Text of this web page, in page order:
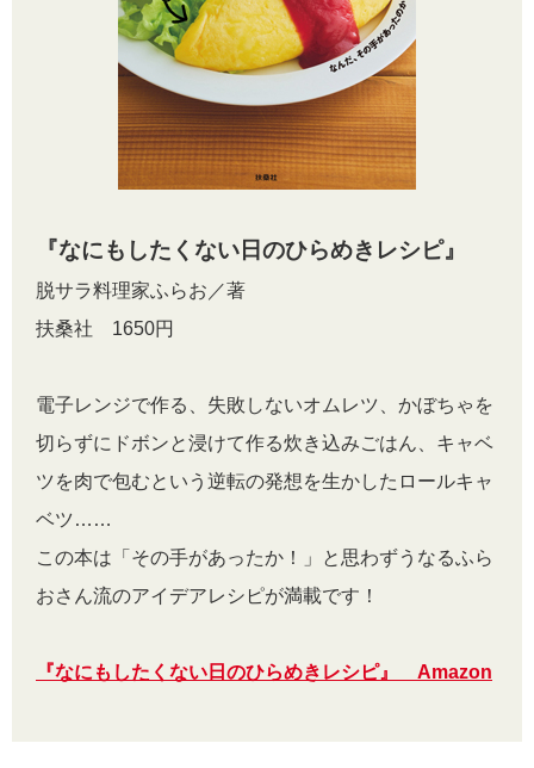
『なにもしたくない日のひらめきレシピ』
脱サラ料理家ふらお／著
扶桑社 1650円
電子レンジで作る、失敗しないオムレツ、かぼちゃを
切らずにドボンと浸けて作る炊き込みごはん、キャベ
ツを肉で包むという逆転の発想を生かしたロールキャ
ベツ……
この本は「その手があったか！」と思わずうなるふら
おさん流のアイデアレシピが満載です！
『なにもしたくない日のひらめきレシピ』 Amazon